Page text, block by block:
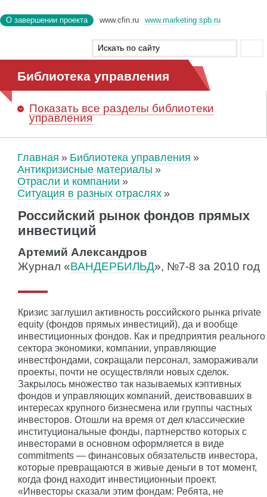
О завершении проекта www.cfin.ru www.marketing.spb.ru
Библиотека управления
Показать все разделы библиотеки
управления
Главная
Библиотека управления
Антикризисные материалы
Отрасли и компании
Ситуация в разных отраслях
Российский рынок фондов прямых
инвестиций
Артемий Александров
Журнал «ВАНДЕРБИЛЬД», №7-8 за 2010 год
Кризис заглушил активность российского рынка private
equity (фондов прямых инвестиций), да и вообще
инвестиционных фондов. Как и предприятия реального
сектора экономики, компании, управляющие
инвестфондами, сокращали персонал, замораживали
проекты, почти не осуществляли новых сделок.
Закрылось множество так называемых кэптивных
фондов и управляющих компаний, деиствовавших в
интересах крупного бизнесмена или группы частных
инвесторов. Отошли на время от дел классические
институциональные фонды, партнерство которых с
инвесторами в основном оформляется в виде
commitments — финансовых обязательств инвестора,
которые превращаются в живые деньги в тот момент,
когда фонд находит инвестиционныи проект.
«Инвесторы сказали этим фондам: Ребята, не